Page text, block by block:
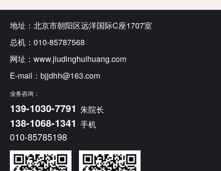
地址：北京市朝阳区远洋国际C座1707室
总机：010-85787568
网址：www.jiudinghuihuang.com
E-mail：bjjdhh@163.com
业务咨询：
139-1030-7791 朱院长
138-1068-1341 手机
010-85785198